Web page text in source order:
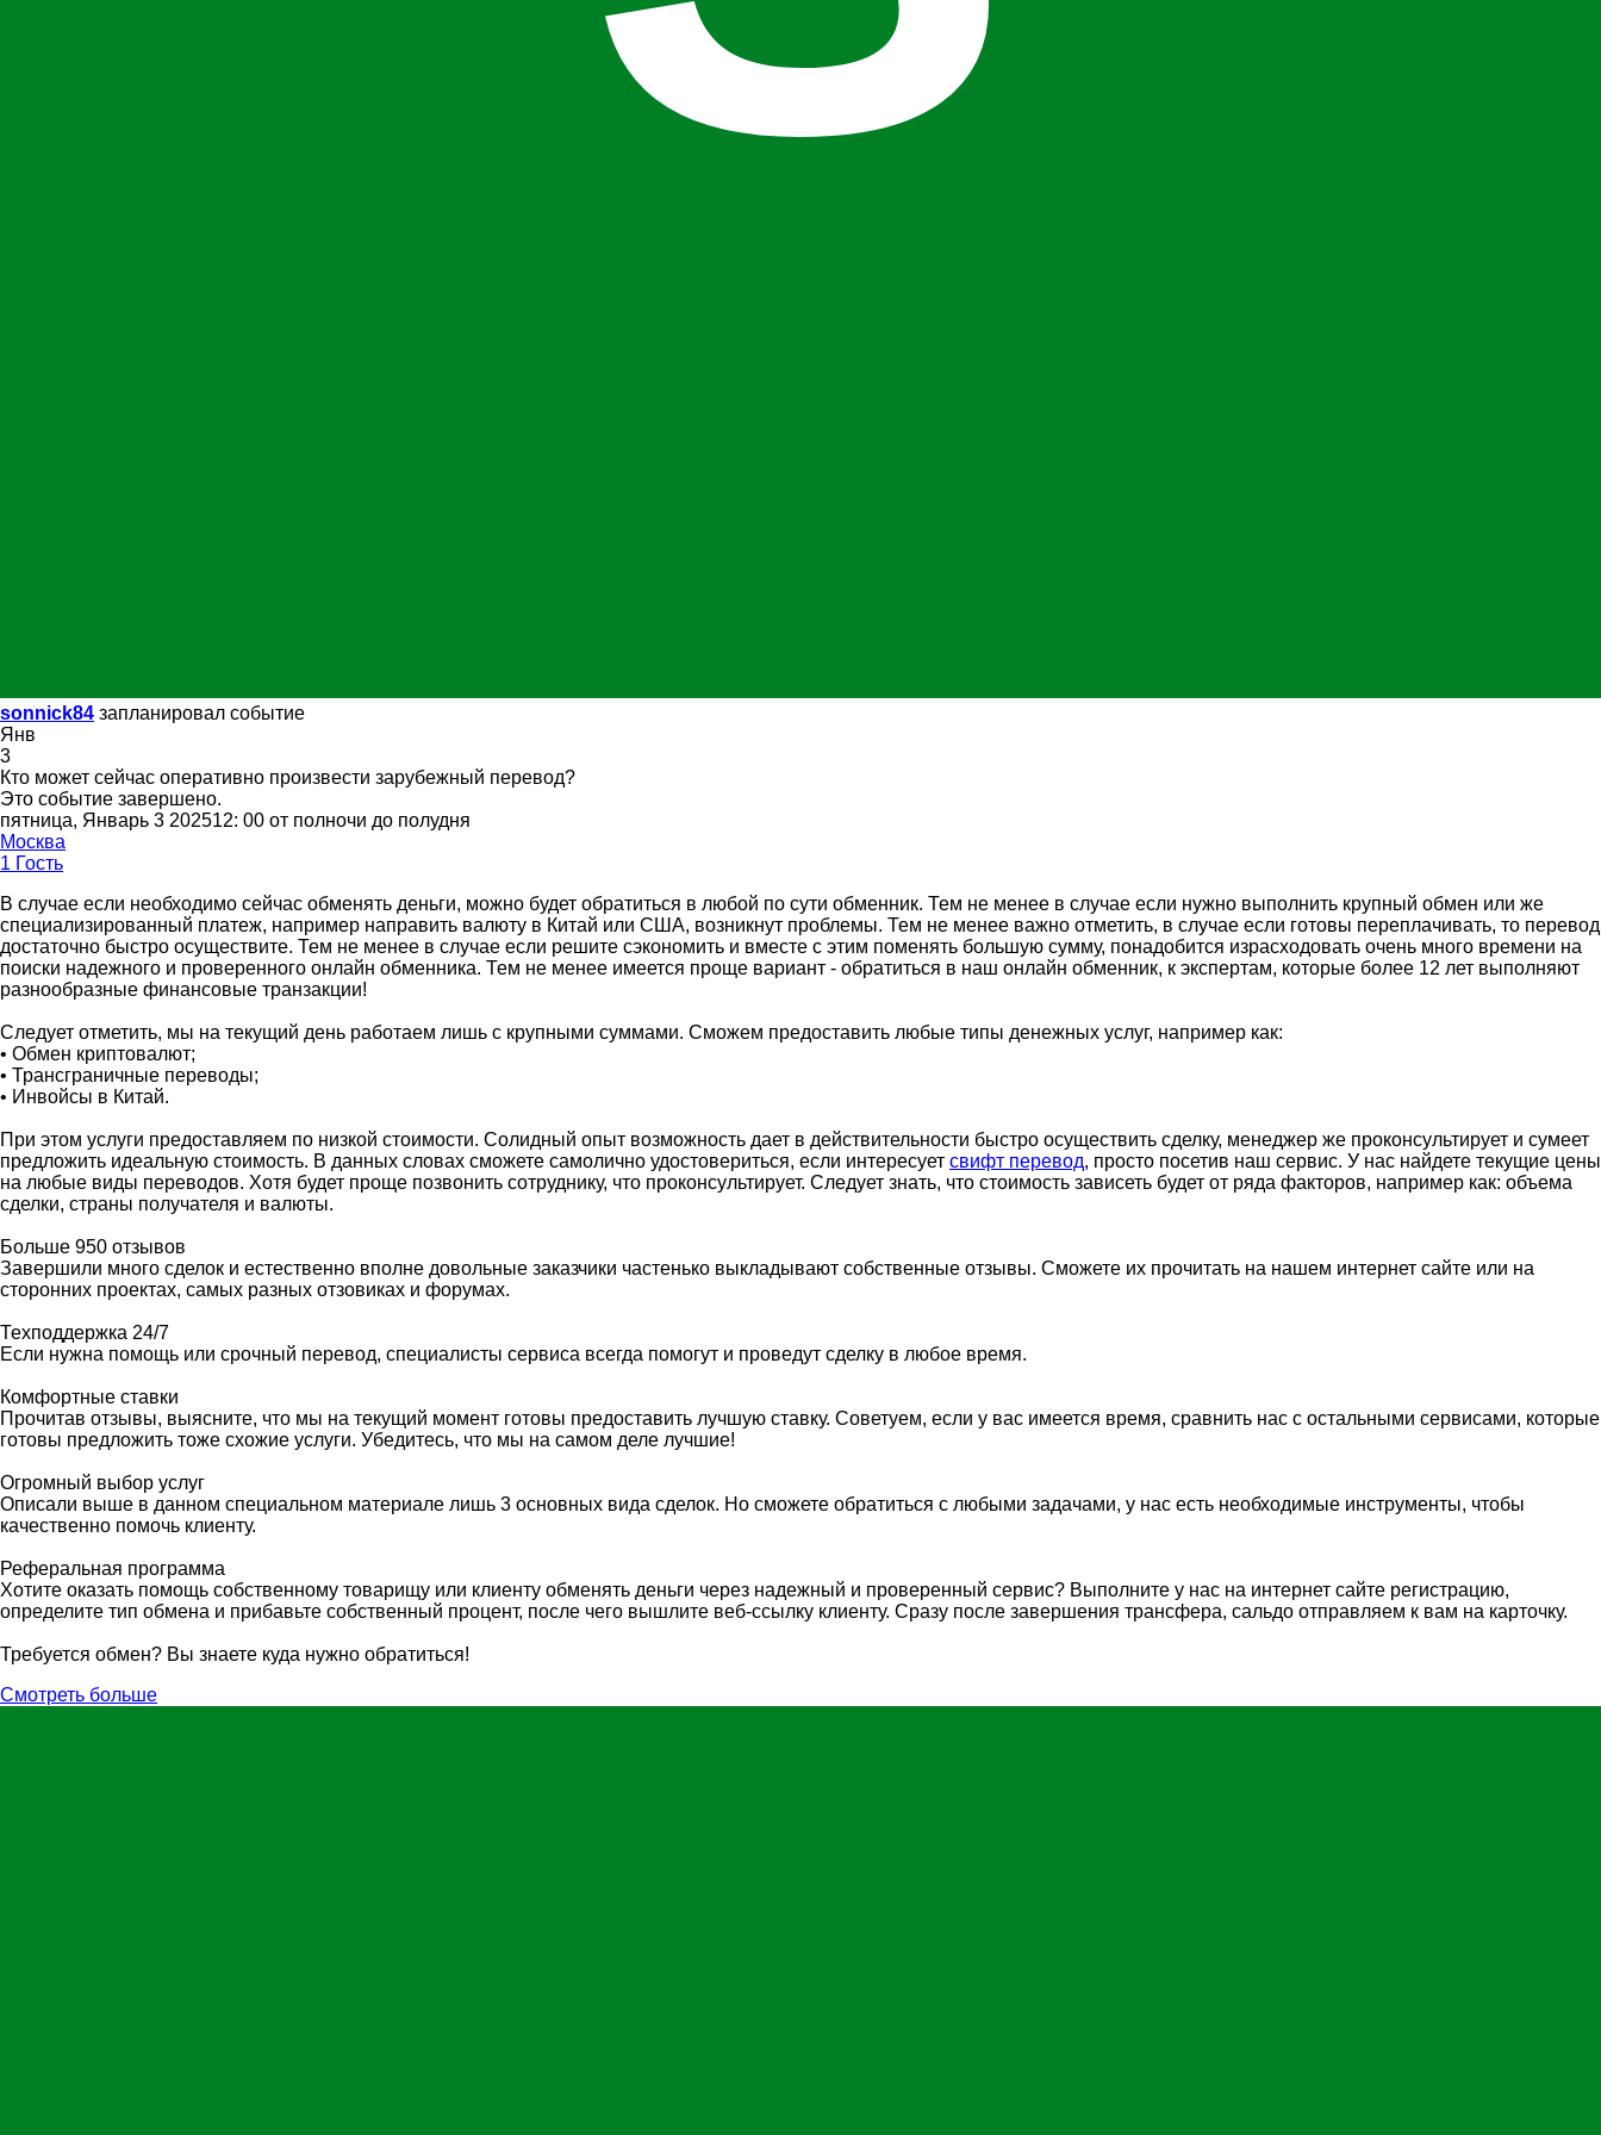
sonnick84 запланировал событие
Янв
3
Кто может сейчас оперативно произвести зарубежный перевод?
Это событие завершено.
пятница, Январь 3 202512: 00 от полночи до полудня
Москва
1 Гость
В случае если необходимо сейчас обменять деньги, можно будет обратиться в любой по сути обменник. Тем не менее в случае если нужно выполнить крупный обмен или же
специализированный платеж, например направить валюту в Китай или США, возникнут проблемы. Тем не менее важно отметить, в случае если готовы переплачивать, то перевод
достаточно быстро осуществите. Тем не менее в случае если решите сэкономить и вместе с этим поменять большую сумму, понадобится израсходовать очень много времени на
поиски надежного и проверенного онлайн обменника. Тем не менее имеется проще вариант - обратиться в наш онлайн обменник, к экспертам, которые более 12 лет выполняют
разнообразные финансовые транзакции!
Следует отметить, мы на текущий день работаем лишь с крупными суммами. Сможем предоставить любые типы денежных услуг, например как:
• Обмен криптовалют;
• Трансграничные переводы;
• Инвойсы в Китай.
При этом услуги предоставляем по низкой стоимости. Солидный опыт возможность дает в действительности быстро осуществить сделку, менеджер же проконсультирует и сумеет
предложить идеальную стоимость. В данных словах сможете самолично удостовериться, если интересует свифт перевод, просто посетив наш сервис. У нас найдете текущие цены
на любые виды переводов. Хотя будет проще позвонить сотруднику, что проконсультирует. Следует знать, что стоимость зависеть будет от ряда факторов, например как: объема
сделки, страны получателя и валюты.
Больше 950 отзывов
Завершили много сделок и естественно вполне довольные заказчики частенько выкладывают собственные отзывы. Сможете их прочитать на нашем интернет сайте или на
сторонних проектах, самых разных отзовиках и форумах.
Техподдержка 24/7
Если нужна помощь или срочный перевод, специалисты сервиса всегда помогут и проведут сделку в любое время.
Комфортные ставки
Прочитав отзывы, выясните, что мы на текущий момент готовы предоставить лучшую ставку. Советуем, если у вас имеется время, сравнить нас с остальными сервисами, которые
готовы предложить тоже схожие услуги. Убедитесь, что мы на самом деле лучшие!
Огромный выбор услуг
Описали выше в данном специальном материале лишь 3 основных вида сделок. Но сможете обратиться с любыми задачами, у нас есть необходимые инструменты, чтобы
качественно помочь клиенту.
Реферальная программа
Хотите оказать помощь собственному товарищу или клиенту обменять деньги через надежный и проверенный сервис? Выполните у нас на интернет сайте регистрацию,
определите тип обмена и прибавьте собственный процент, после чего вышлите веб-ссылку клиенту. Сразу после завершения трансфера, сальдо отправляем к вам на карточку.
Требуется обмен? Вы знаете куда нужно обратиться!
Смотреть больше